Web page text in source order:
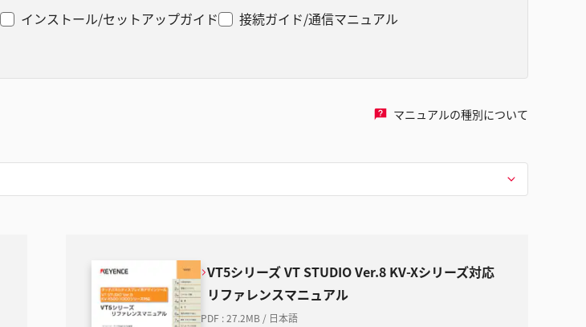
インストール/セットアップガイド
接続ガイド/通信マニュアル
マニュアルの種別について
VT5シリーズ VT STUDIO Ver.8 KV-Xシリーズ対応
リファレンスマニュアル
PDF :27.2MB / 日本語